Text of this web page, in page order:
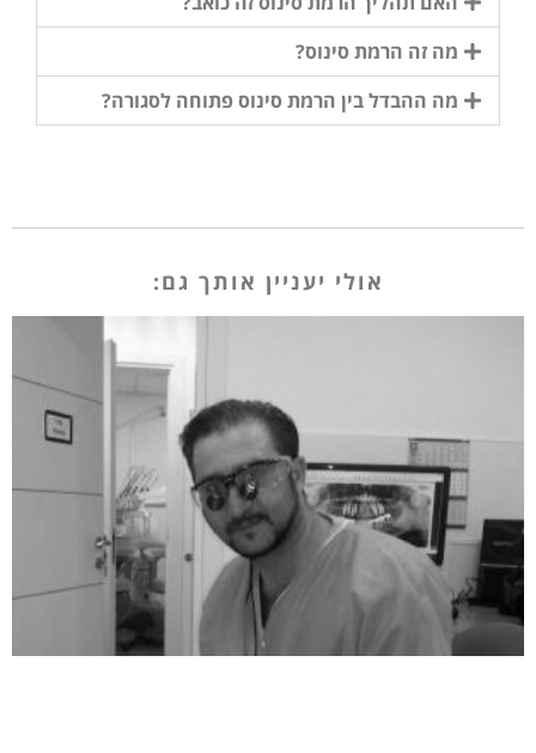
מה זה הרמת סינוס?
מה ההבדל בין הרמת סינוס פתוחה לסגורה?
אולי יעניין אותך גם: